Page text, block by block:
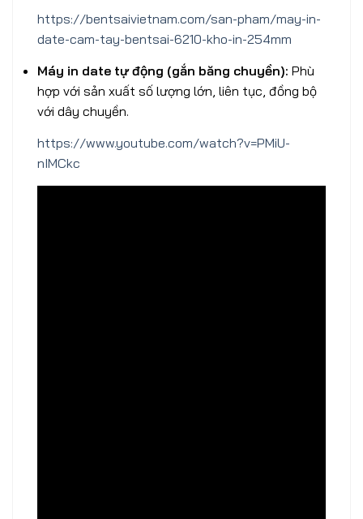
https://bentsaivietnam.com/san-pham/may-in-
date-cam-tay-bentsai-6210-kho-in-254mm
Máy in date tự động (gắn băng chuyền): Phù
hợp với sản xuất số lượng lớn, liên tục, đồng bộ
với dây chuyền.
https://www.youtube.com/watch?v=PMiU-
nIMCkc